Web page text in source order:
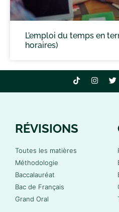
L’emploi du temps en
horaires)
RÉVISIONS
Toutes les matières
Méthodologie
Baccalauréat
Bac de Français
Grand Oral